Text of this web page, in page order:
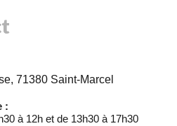
71380 Saint-Marcel
:
à 12h et de 13h30 à 17h30